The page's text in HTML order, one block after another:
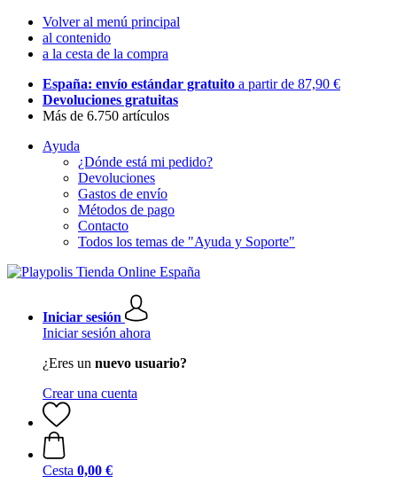
Volver al menú principal
al contenido
a la cesta de la compra
España: envío estándar gratuito a partir de 87,90 €
Devoluciones gratuitas
Más de 6.750 artículos
Ayuda
¿Dónde está mi pedido?
Devoluciones
Gastos de envío
Métodos de pago
Contacto
Todos los temas de "Ayuda y Soporte"
Iniciar sesión
Iniciar sesión ahora
¿Eres un nuevo usuario?
Crear una cuenta
Cesta 0,00 €